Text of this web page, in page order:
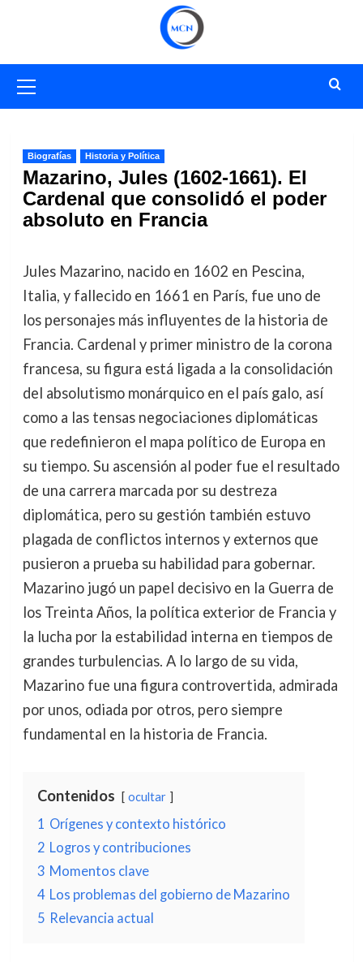
primario
Biografías Historia y Política
Mazarino, Jules (1602-1661). El
Cardenal que consolidó el poder
absoluto en Francia
Jules Mazarino, nacido en 1602 en Pescina,
Italia, y fallecido en 1661 en París, fue uno de
los personajes más influyentes de la historia de
Francia. Cardenal y primer ministro de la corona
francesa, su figura está ligada a la consolidación
del absolutismo monárquico en el país galo, así
como a las tensas negociaciones diplomáticas
que redefinieron el mapa político de Europa en
su tiempo. Su ascensión al poder fue el resultado
de una carrera marcada por su destreza
diplomática, pero su gestión también estuvo
plagada de conflictos internos y externos que
pusieron a prueba su habilidad para gobernar.
Mazarino jugó un papel decisivo en la Guerra de
los Treinta Años, la política exterior de Francia y
la lucha por la estabilidad interna en tiempos de
grandes turbulencias. A lo largo de su vida,
Mazarino fue una figura controvertida, admirada
por unos, odiada por otros, pero siempre
fundamental en la historia de Francia.
Contenidos ocultar
1 Orígenes y contexto histórico
2 Logros y contribuciones
3 Momentos clave
4 Los problemas del gobierno de Mazarino
5 Relevancia actual